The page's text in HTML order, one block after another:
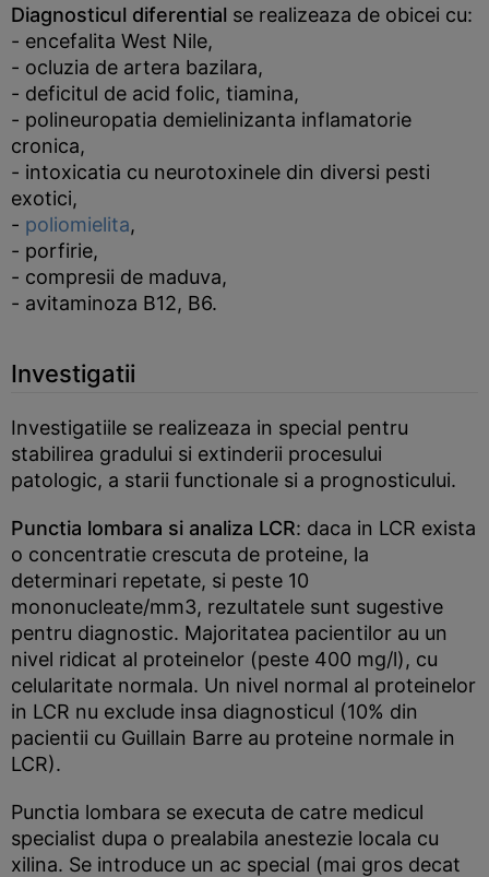
Diagnosticul diferential se realizeaza de obicei cu:
- encefalita West Nile,
- ocluzia de artera bazilara,
- deficitul de acid folic, tiamina,
- polineuropatia demielinizanta inflamatorie
cronica,
- intoxicatia cu neurotoxinele din diversi pesti
exotici,
- poliomielita,
- porfirie,
- compresii de maduva,
- avitaminoza B12, B6.
Investigatii
Investigatiile se realizeaza in special pentru
stabilirea gradului si extinderii procesului
patologic, a starii functionale si a prognosticului.
Punctia lombara si analiza LCR: daca in LCR exista
o concentratie crescuta de proteine, la
determinari repetate, si peste 10
mononucleate/mm3, rezultatele sunt sugestive
pentru diagnostic. Majoritatea pacientilor au un
nivel ridicat al proteinelor (peste 400 mg/l), cu
celularitate normala. Un nivel normal al proteinelor
in LCR nu exclude insa diagnosticul (10% din
pacientii cu Guillain Barre au proteine normale in
LCR).
Punctia lombara se executa de catre medicul
specialist dupa o prealabila anestezie locala cu
xilina. Se introduce un ac special (mai gros decat